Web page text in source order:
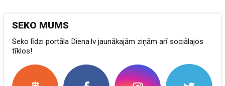
SEKO MUMS
Seko līdzi portāla Diena.lv jaunākajām ziņām arī sociālajos
tīklos!